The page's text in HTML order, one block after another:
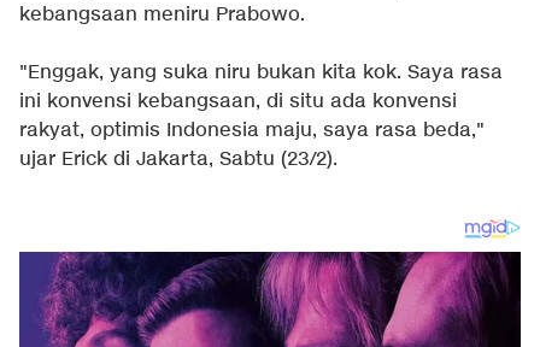
kebangsaan meniru Prabowo.
"Enggak, yang suka niru bukan kita kok. Saya rasa
ini konvensi kebangsaan, di situ ada konvensi
rakyat, optimis Indonesia maju, saya rasa beda,"
ujar Erick di Jakarta, Sabtu (23/2).